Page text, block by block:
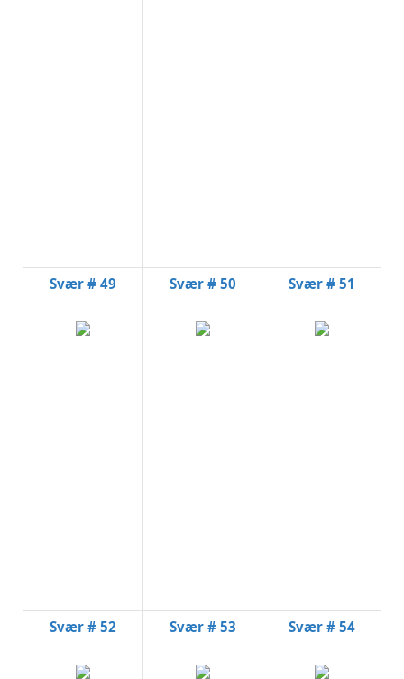
Svær # 49 Svær # 50 Svær # 51
Svær # 52 Svær # 53 Svær # 54